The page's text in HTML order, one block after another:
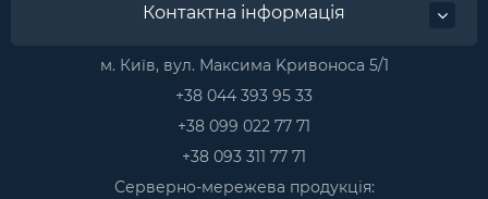
Контактна інформація
м. Київ, вул. Максима Kривоноса 5/1
+38 044 393 95 33
+38 099 022 77 71
+38 093 311 77 71
Серверно-мережева продукція: